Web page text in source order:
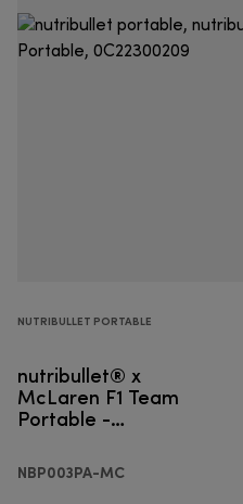
NUTRIBULLET PORTABLE
nutribullet® x
McLaren F1 Team
Portable -
NBP003PA-MC